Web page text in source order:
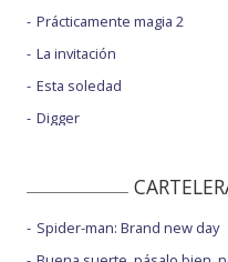
Prácticamente magia 2
La invitación
Esta soledad
Digger
Spider-man: Brand new day